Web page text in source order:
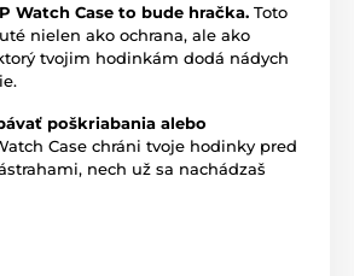
Watch Case to bude hračka. Toto
nielen ako ochrana, ale ako
tvojim hodinkám dodá nádych
poškriabania alebo
Case chráni tvoje hodinky pred
nech už sa nachádzaš